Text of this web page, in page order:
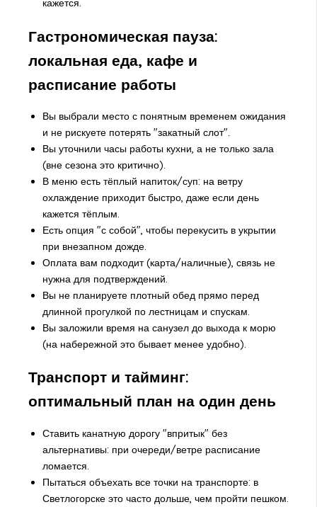
кажется.
Гастрономическая пауза:
локальная еда, кафе и
расписание работы
Вы выбрали место с понятным временем ожидания
и не рискуете потерять "закатный слот".
Вы уточнили часы работы кухни, а не только зала
(вне сезона это критично).
В меню есть тёплый напиток/суп: на ветру
охлаждение приходит быстро, даже если день
кажется тёплым.
Есть опция "с собой", чтобы перекусить в укрытии
при внезапном дожде.
Оплата вам подходит (карта/наличные), связь не
нужна для подтверждений.
Вы не планируете плотный обед прямо перед
длинной прогулкой по лестницам и спускам.
Вы заложили время на санузел до выхода к морю
(на набережной это бывает менее удобно).
Транспорт и тайминг:
оптимальный план на один день
Ставить канатную дорогу "впритык" без
альтернативы: при очереди/ветре расписание
ломается.
Пытаться объехать все точки на транспорте: в
Светлогорске это часто дольше, чем пройти пешком.